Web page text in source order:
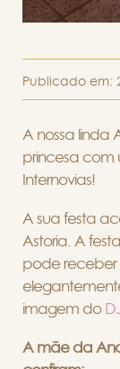
Publicado em:
A nossa linda
princesa com
Internovias!
A sua festa
Astoria. A
pode receber
imagem do
A mãe da